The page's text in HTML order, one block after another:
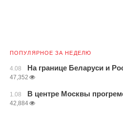
ПОПУЛЯРНОЕ ЗА НЕДЕЛЮ
4.08 На границе Беларуси и
47,352
1.08 В центре Москвы
42,884